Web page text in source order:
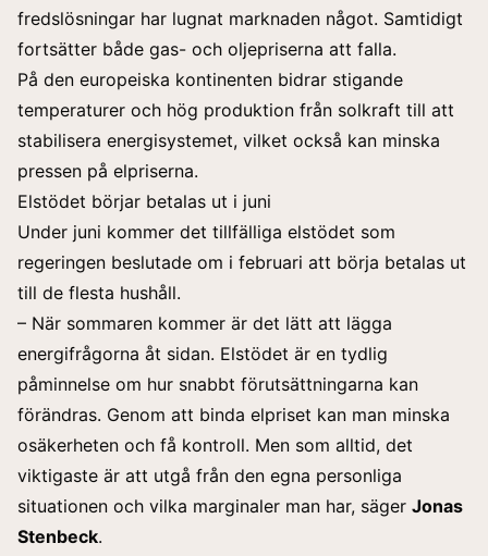
fredslösningar har lugnat marknaden något. Samtidigt
fortsätter både gas- och oljepriserna att falla.
På den europeiska kontinenten bidrar stigande
temperaturer och hög produktion från solkraft till att
stabilisera energisystemet, vilket också kan minska
pressen på elpriserna.
Elstödet börjar betalas ut i juni
Under juni kommer det tillfälliga elstödet som
regeringen beslutade om i februari att börja betalas ut
till de flesta hushåll.
– När sommaren kommer är det lätt att lägga
energifrågorna åt sidan. Elstödet är en tydlig
påminnelse om hur snabbt förutsättningarna kan
förändras. Genom att binda elpriset kan man minska
osäkerheten och få kontroll. Men som alltid, det
viktigaste är att utgå från den egna personliga
situationen och vilka marginaler man har, säger Jonas
Stenbeck.